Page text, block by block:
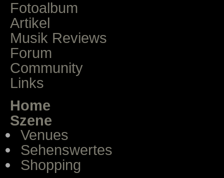
Fotoalbum
Artikel
Musik Reviews
Forum
Community
Links
Home
Szene
Venues
Sehenswertes
Shopping